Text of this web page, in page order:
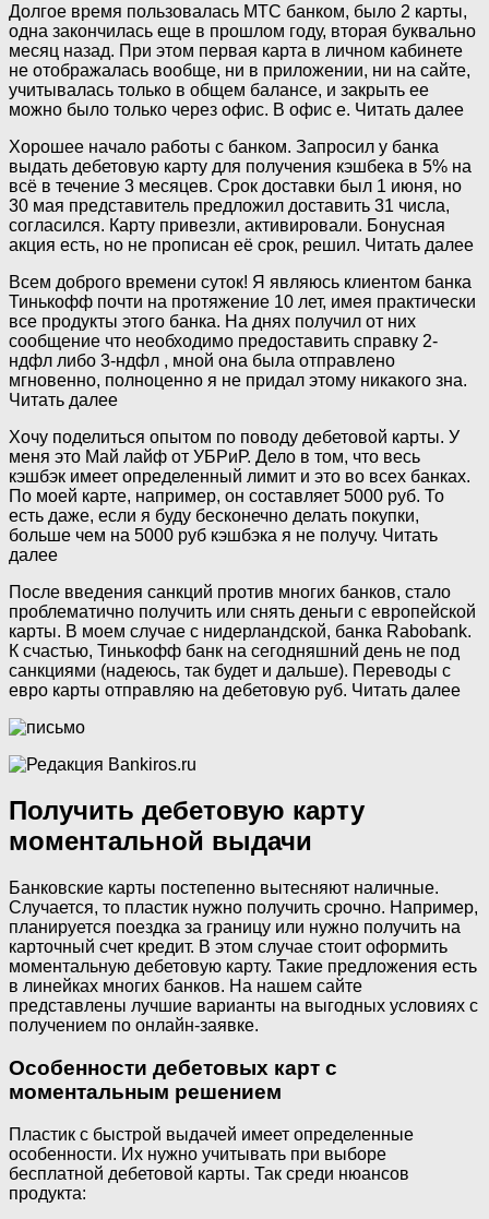
Долгое время пользовалась МТС банком, было 2 карты,
одна закончилась еще в прошлом году, вторая буквально
месяц назад. При этом первая карта в личном кабинете
не отображалась вообще, ни в приложении, ни на сайте,
учитывалась только в общем балансе, и закрыть ее
можно было только через офис. В офис е. Читать далее
Хорошее начало работы с банком. Запросил у банка
выдать дебетовую карту для получения кэшбека в 5% на
всё в течение 3 месяцев. Срок доставки был 1 июня, но
30 мая представитель предложил доставить 31 числа,
согласился. Карту привезли, активировали. Бонусная
акция есть, но не прописан её срок, решил. Читать далее
Всем доброго времени суток! Я являюсь клиентом банка
Тинькофф почти на протяжение 10 лет, имея практически
все продукты этого банка. На днях получил от них
сообщение что необходимо предоставить справку 2-
ндфл либо 3-ндфл , мной она была отправлено
мгновенно, полноценно я не придал этому никакого зна.
Читать далее
Хочу поделиться опытом по поводу дебетовой карты. У
меня это Май лайф от УБРиР. Дело в том, что весь
кэшбэк имеет определенный лимит и это во всех банках.
По моей карте, например, он составляет 5000 руб. То
есть даже, если я буду бесконечно делать покупки,
больше чем на 5000 руб кэшбэка я не получу. Читать
далее
После введения санкций против многих банков, стало
проблематично получить или снять деньги с европейской
карты. В моем случае с нидерландской, банка Rabobank.
К счастью, Тинькофф банк на сегодняшний день не под
санкциями (надеюсь, так будет и дальше). Переводы с
евро карты отправляю на дебетовую руб. Читать далее
Получить дебетовую карту
моментальной выдачи
Банковские карты постепенно вытесняют наличные.
Случается, то пластик нужно получить срочно. Например,
планируется поездка за границу или нужно получить на
карточный счет кредит. В этом случае стоит оформить
моментальную дебетовую карту. Такие предложения есть
в линейках многих банков. На нашем сайте
представлены лучшие варианты на выгодных условиях с
получением по онлайн-заявке.
Особенности дебетовых карт с
моментальным решением
Пластик с быстрой выдачей имеет определенные
особенности. Их нужно учитывать при выборе
бесплатной дебетовой карты. Так среди нюансов
продукта: